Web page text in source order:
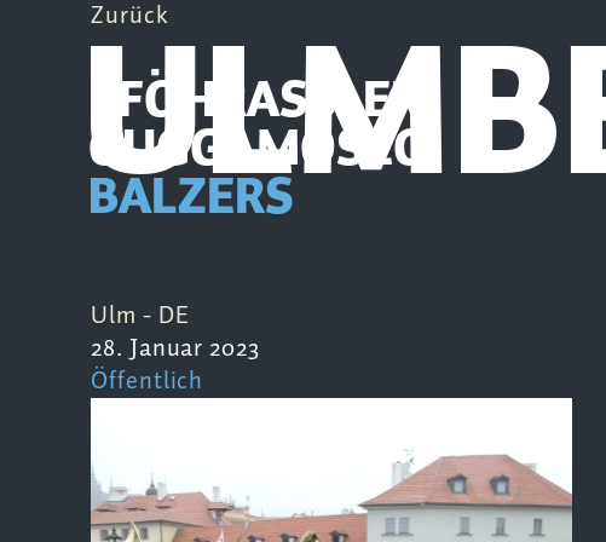
PFÖHRASSLER
GUGGAMOSEG
BALZERS
Zurück
Ulm - DE
28. Januar 2023
Öffentlich